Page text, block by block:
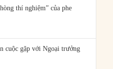
thí nghiệm” của phe
cuộc gặp với Ngoại trưởng